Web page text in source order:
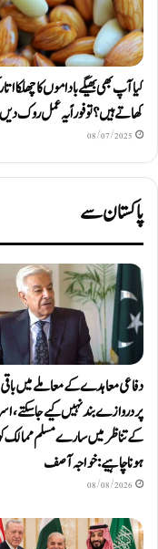
کیا آپ بھی بھیگے باداموں کا چھلکا
کھاتے ہیں؟ تو فوراً یہ عمل روک دیں
08/07/2025
پاکستان سے
دفاعی معاہدےکے معاملے میں
پر دروازے بند نہیں کیے جاسکتے،
کے تناظر میں سارے مسلم ممالک
ہونا چاہیے: خواجہ آصف
08/08/2026